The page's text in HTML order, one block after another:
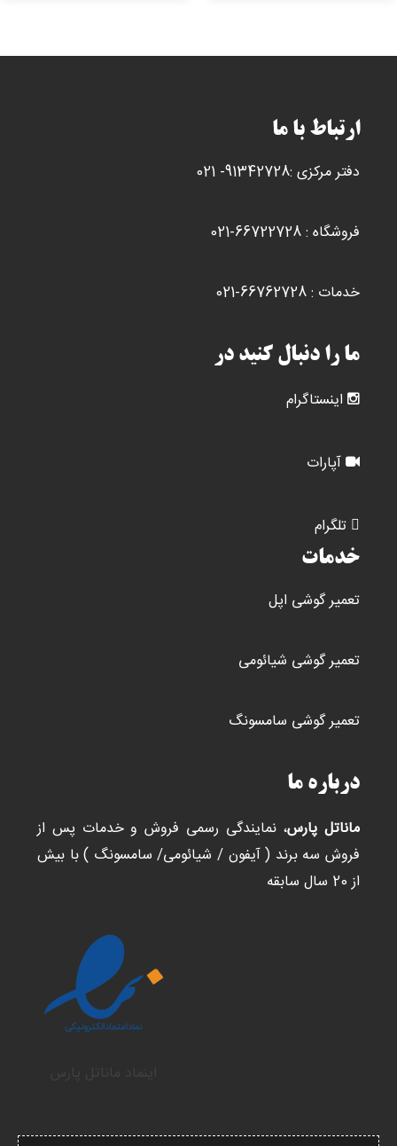
می
در
محصول
انتخاب
ارتباط با ما
دفتر مرکزی :91342728- 021
فروشگاه : 66722728-021
خدمات : 66762728-021
ما را دنبال کنید در
اینستاگرام
آپارات
تلگرام
خدمات
تعمیر گوشی اپل
تعمیر گوشی شیائومی
تعمیر گوشی سامسونگ
درباره ما
ماناتل پارس، نمایندگی رسمی فروش و خدمات پس از
فروش سه برند ( آیفون / شیائومی/ سامسونگ ) با بیش
از 20 سال سابقه